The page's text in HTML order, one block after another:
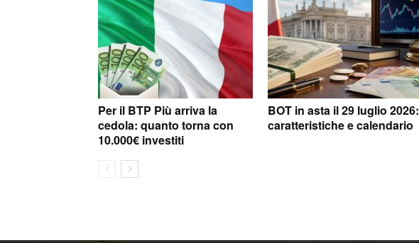
Per il BTP Più arriva la
cedola: quanto torna con
10.000€ investiti
BOT in asta il 29 luglio 2026:
caratteristiche e calendario